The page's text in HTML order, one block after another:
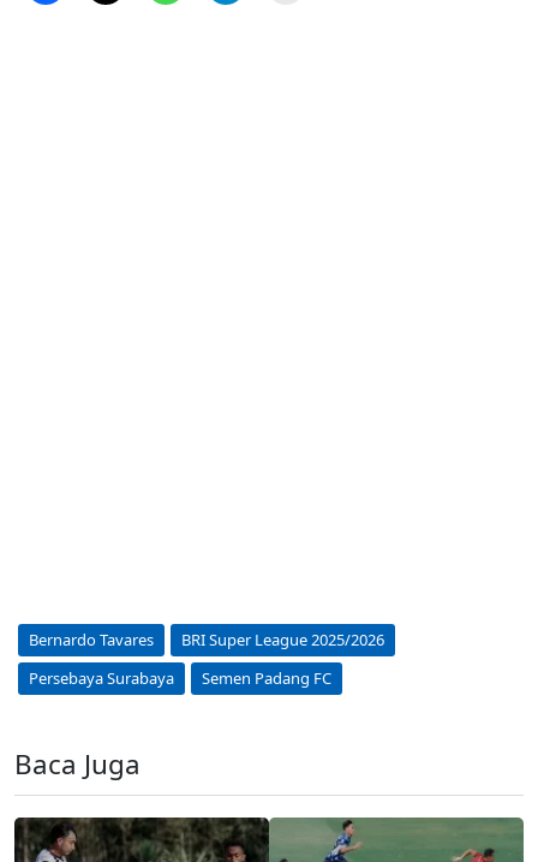
Bernardo Tavares
BRI Super League 2025/2026
Persebaya Surabaya
Semen Padang FC
Baca Juga